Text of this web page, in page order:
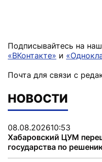
Подписывайтесь на
«ВКонтакте» и
Почта для связи с
НОВОСТИ
08.08.202610:53
Хабаровский ЦУМ
государства по